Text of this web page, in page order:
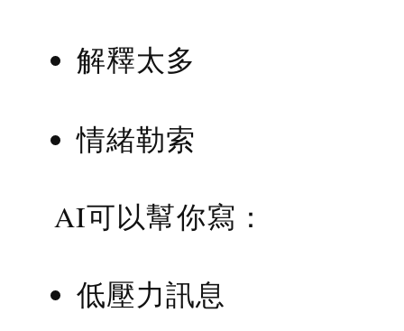
解釋太多
情緒勒索
AI可以幫你寫：
低壓力訊息